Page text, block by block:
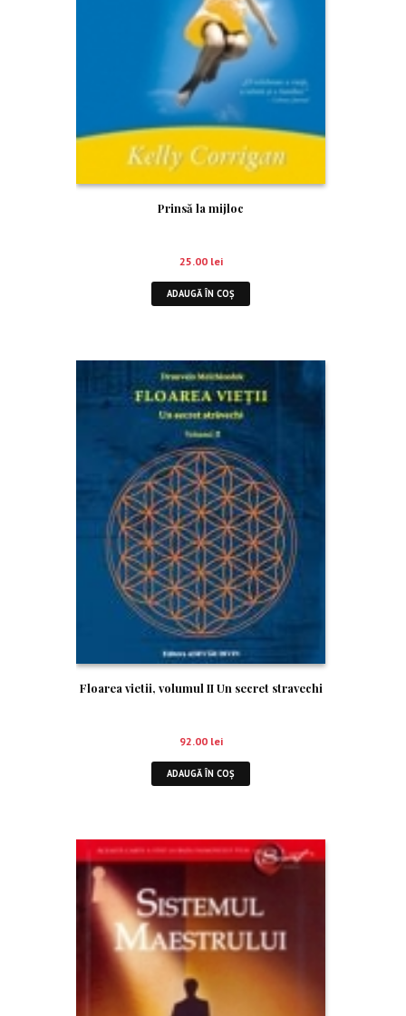
Prinsă la mijloc
25.00 lei
ADAUGĂ ÎN COȘ
Floarea vietii, volumul II Un secret stravechi
92.00 lei
ADAUGĂ ÎN COȘ